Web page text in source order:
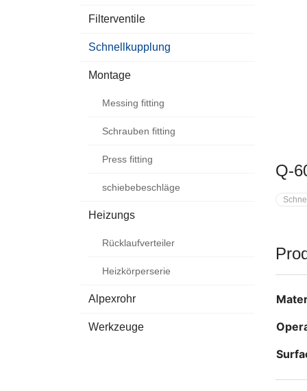
Filterventile
Schnellkupplung
Montage
Messing fitting
Schrauben fitting
Press fitting
schiebebeschläge
Heizungs
Rücklaufverteiler
Heizkörperserie
Alpexrohr
Werkzeuge
Q-